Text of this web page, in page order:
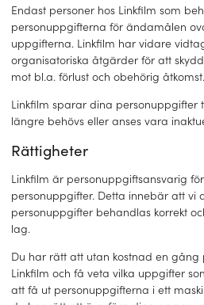
Endast personer hos Linkfilm som
personuppgifterna för ändamålen
uppgifterna. Linkfilm har vidare
organisatoriska åtgärder för att
mot bl.a. förlust och obehörig åtkomst.
Linkfilm sparar dina personuppgifter
längre behövs eller anses vara
Rättigheter
Linkfilm är personuppgiftsansvarig
personuppgifter. Detta innebär att vi
personuppgifter behandlas korrekt
lag.
Du har rätt att utan kostnad en gång
Linkfilm och få veta vilka uppgifter
att få ut personuppgifterna i ett